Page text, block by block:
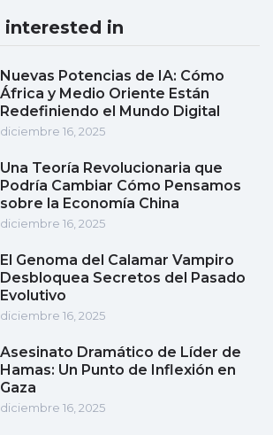
interested in
Nuevas Potencias de IA: Cómo
África y Medio Oriente Están
Redefiniendo el Mundo Digital
diciembre 16, 2025
Una Teoría Revolucionaria que
Podría Cambiar Cómo Pensamos
sobre la Economía China
diciembre 16, 2025
El Genoma del Calamar Vampiro
Desbloquea Secretos del Pasado
Evolutivo
diciembre 16, 2025
Asesinato Dramático de Líder de
Hamas: Un Punto de Inflexión en
Gaza
diciembre 16, 2025